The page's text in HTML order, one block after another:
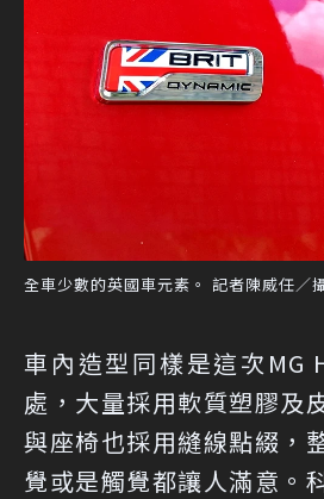
全車少數的英國車元素。 記者陳威任／
車內造型同樣是這次MG
處，大量採用軟質塑膠及
與座椅也採用縫線點綴，
覺或是觸覺都讓人滿意。